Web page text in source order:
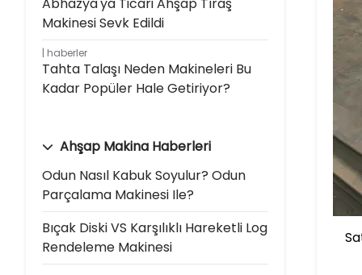
Makinesi Sevk Edildi
haberler
Tahta Talaşı Neden Makineleri Bu
Kadar Popüler Hale Getiriyor?
Ahşap Makina Haberleri
Odun Nasıl Kabuk Soyulur? Odun
Parçalama Makinesi Ile?
Bıçak Diski VS Karşılıklı Hareketli Log
Rendeleme Makinesi